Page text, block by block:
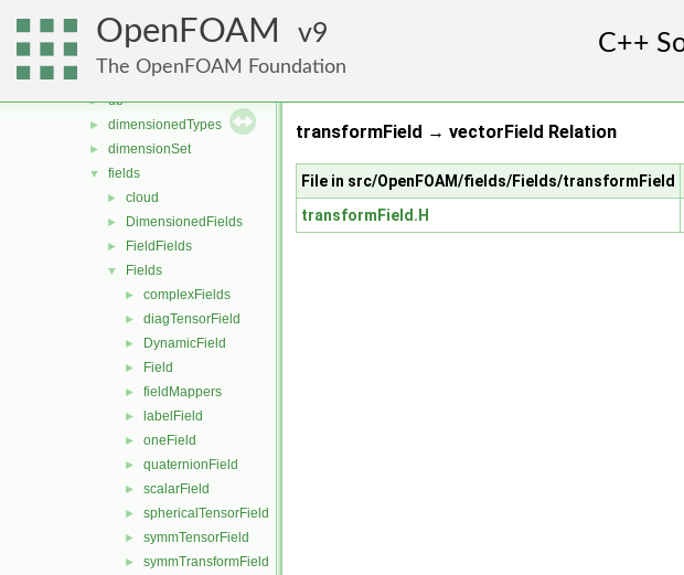
OpenFOAM 9
The OpenFOAM Foundation
OpenFOAM
algorithms
containers
► db
► dimensionedTypes
► dimensionSet
▼ fields
► cloud
► DimensionedFields
► FieldFields
▼ Fields
► complexFields
► diagTensorField
► DynamicField
► Field
► fieldMappers
► labelField
► oneField
► quaternionField
► scalarField
► sphericalTensorField
► symmTensorField
► symmTransformField
transformField → vectorField Relation
File in src/OpenFOAM/fields/Fields/transformField
transformField.H